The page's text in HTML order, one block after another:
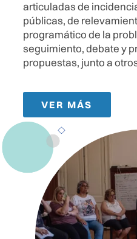
articuladas de
públicas, de
programático de la
seguimiento, debate y
propuestas, junto a
VER MÁS